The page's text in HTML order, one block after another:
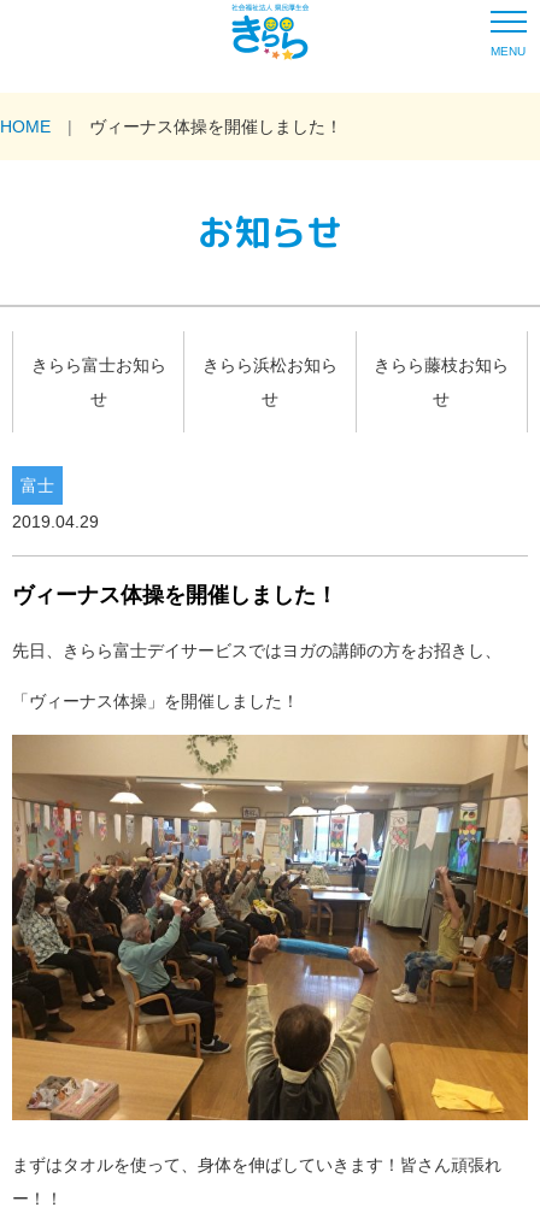
MENU
HOME ヴィーナス体操を開催しました！
お知らせ
きらら富士お知ら
せ
きらら浜松お知ら
せ
きらら藤枝お知ら
せ
富士
2019.04.29
ヴィーナス体操を開催しました！
先日、きらら富士デイサービスではヨガの講師の方をお招きし、
「ヴィーナス体操」を開催しました！
まずはタオルを使って、身体を伸ばしていきます！皆さん頑張れ
ー！！